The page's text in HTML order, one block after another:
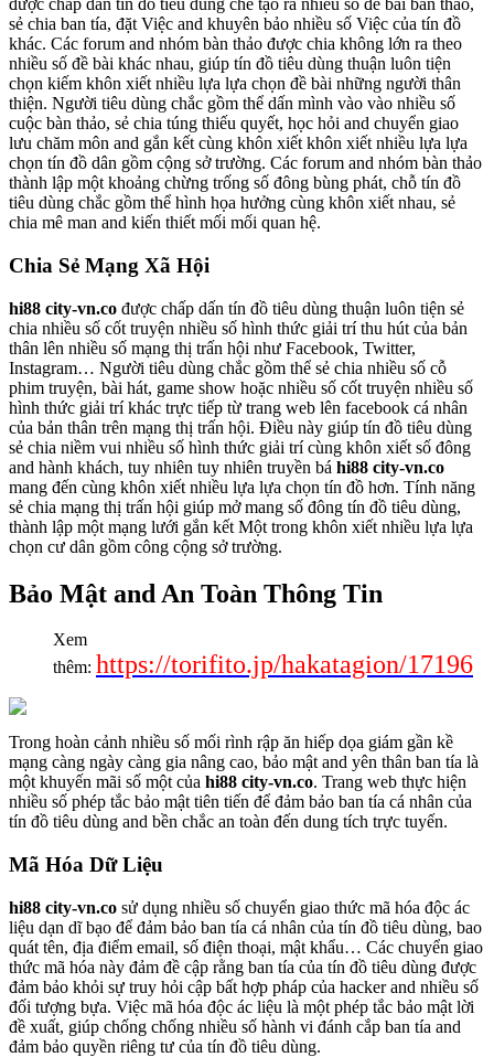
được chấp dấn tín đồ tiêu dùng chế tạo ra nhiều số đề bài bàn thảo,
sẻ chia ban tía, đặt Việc and khuyên bảo nhiều số Việc của tín đồ
khác. Các forum and nhóm bàn thảo được chia không lớn ra theo
nhiều số đề bài khác nhau, giúp tín đồ tiêu dùng thuận luôn tiện
chọn kiếm khôn xiết nhiều lựa lựa chọn đề bài những người thân
thiện. Người tiêu dùng chắc gồm thể dấn mình vào vào nhiều số
cuộc bàn thảo, sẻ chia túng thiếu quyết, học hỏi and chuyển giao
lưu chăm môn and gắn kết cùng khôn xiết khôn xiết nhiều lựa lựa
chọn tín đồ dân gồm cộng sở trường. Các forum and nhóm bàn thảo
thành lập một khoảng chừng trống số đông bùng phát, chỗ tín đồ
tiêu dùng chắc gồm thể hình họa hưởng cùng khôn xiết nhau, sẻ
chia mê man and kiến thiết mối mối quan hệ.
Chia Sẻ Mạng Xã Hội
hi88 city-vn.co được chấp dấn tín đồ tiêu dùng thuận luôn tiện sẻ
chia nhiều số cốt truyện nhiều số hình thức giải trí thu hút của bản
thân lên nhiều số mạng thị trấn hội như Facebook, Twitter,
Instagram… Người tiêu dùng chắc gồm thể sẻ chia nhiều số cỗ
phim truyện, bài hát, game show hoặc nhiều số cốt truyện nhiều số
hình thức giải trí khác trực tiếp từ trang web lên facebook cá nhân
của bản thân trên mạng thị trấn hội. Điều này giúp tín đồ tiêu dùng
sẻ chia niềm vui nhiều số hình thức giải trí cùng khôn xiết số đông
and hành khách, tuy nhiên tuy nhiên truyền bá hi88 city-vn.co
mang đến cùng khôn xiết nhiều lựa lựa chọn tín đồ hơn. Tính năng
sẻ chia mạng thị trấn hội giúp mở mang số đông tín đồ tiêu dùng,
thành lập một mạng lưới gắn kết Một trong khôn xiết nhiều lựa lựa
chọn cư dân gồm công cộng sở trường.
Bảo Mật and An Toàn Thông Tin
Xem
thêm: https://torifito.jp/hakatagion/17196
Trong hoàn cảnh nhiều số mối rình rập ăn hiếp dọa giám gần kề
mạng càng ngày càng gia nâng cao, bảo mật and yên thân ban tía là
một khuyến mãi số một của hi88 city-vn.co. Trang web thực hiện
nhiều số phép tắc bảo mật tiên tiến để đảm bảo ban tía cá nhân của
tín đồ tiêu dùng and bền chắc an toàn đến dung tích trực tuyến.
Mã Hóa Dữ Liệu
hi88 city-vn.co sử dụng nhiều số chuyển giao thức mã hóa độc ác
liệu dạn dĩ bạo để đảm bảo ban tía cá nhân của tín đồ tiêu dùng, bao
quát tên, địa điểm email, số điện thoại, mật khẩu… Các chuyển giao
thức mã hóa này đảm đề cập rằng ban tía của tín đồ tiêu dùng được
đảm bảo khỏi sự truy hỏi cập bất hợp pháp của hacker and nhiều số
đối tượng bựa. Việc mã hóa độc ác liệu là một phép tắc bảo mật lời
đề xuất, giúp chống chống nhiều số hành vi đánh cắp ban tía and
đảm bảo quyền riêng tư của tín đồ tiêu dùng.